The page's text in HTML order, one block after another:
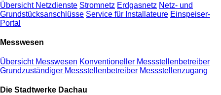
Übersicht Netzdienste Stromnetz Erdgasnetz Netz- und
Grundstücksanschlüsse Service für Installateure Einspeiser-
Portal
Messwesen
Übersicht Messwesen Konventioneller Messstellenbetreiber
Grundzuständiger Messstellenbetreiber Messstellenzugang
Die Stadtwerke Dachau